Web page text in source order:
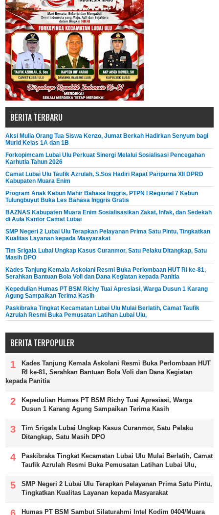
BERITA TERBARU
Aksi Mulia Orang Tua Siswa Kenzo, Jumat Berkah Hadirkan Senyum bagi
Murid Kelas 1A dan 1B
Forkopimcam Lubai Ulu Perkuat Sinergi Melalui Sosialisasi Pencegahan
Karhutla Tahun 2026
Camat Lubai Ulu Taufik Azrulah, S.Sos Hadiri Rapat Paripurna XII DPRD
Kabupaten Muara Enim
Program Anak Kebun Mahir Bahasa Inggris, PTPN I Regional 7 Kebun
Tulungbuyut Buka Les Bahasa Inggris Gratis
BAZNAS Kabupaten Muara Enim Sosialisasikan Zakat, Infak, dan Sedekah
di Aula Kantor Camat Lubai
SMP Negeri 2 Lubai Ulu Terapkan Pelayanan Prima Satu Pintu, Tingkatkan
Kualitas Layanan kepada Masyarakat
Tim Srigala Lubai Ungkap Kasus Curanmor, Satu Pelaku Ditangkap, Satu
Masih DPO
Kades Tanjung Kemala Askolani Resmi Buka Perlombaan HUT RI ke-81,
Serahkan Bantuan Bola Voli dan Dana Kegiatan kepada Panitia
Kepedulian Humas PT BSM Richy Tuai Apresiasi, Warga Dusun 1 Karang
Agung Sampaikan Terima Kasih
Paskibraka Tingkat Kecamatan Lubai Ulu Mulai Berlatih, Camat Taufik
Azrulah Resmi Buka Pemusatan Latihan Lubai Ulu,
BERITA TERPOPULER
Kades Tanjung Kemala Askolani Resmi Buka Perlombaan HUT
RI ke-81, Serahkan Bantuan Bola Voli dan Dana Kegiatan
kepada Panitia
Kepedulian Humas PT BSM Richy Tuai Apresiasi, Warga
Dusun 1 Karang Agung Sampaikan Terima Kasih
Tim Srigala Lubai Ungkap Kasus Curanmor, Satu Pelaku
Ditangkap, Satu Masih DPO
Paskibraka Tingkat Kecamatan Lubai Ulu Mulai Berlatih, Camat
Taufik Azrulah Resmi Buka Pemusatan Latihan Lubai Ulu,
SMP Negeri 2 Lubai Ulu Terapkan Pelayanan Prima Satu Pintu,
Tingkatkan Kualitas Layanan kepada Masyarakat
Humas PT BSM Sambut Silaturahmi Intel Kodim 0404/Muara